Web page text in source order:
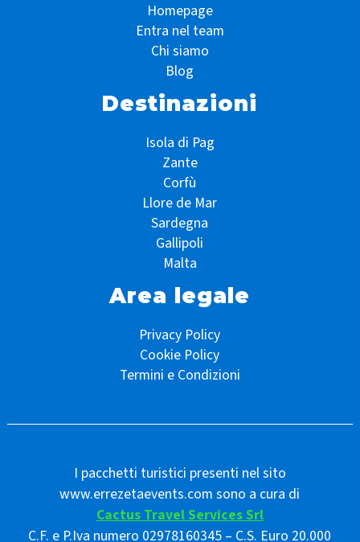
Homepage
Entra nel team
Chi siamo
Blog
Destinazioni
Isola di Pag
Zante
Corfù
Llore de Mar
Sardegna
Gallipoli
Malta
Area legale
Privacy Policy
Cookie Policy
Termini e Condizioni
I pacchetti turistici presenti nel sito
www.errezetaevents.com sono a cura di
Cactus Travel Services Srl
C.F. e P.Iva numero 02978160345 – C.S. Euro 20.000